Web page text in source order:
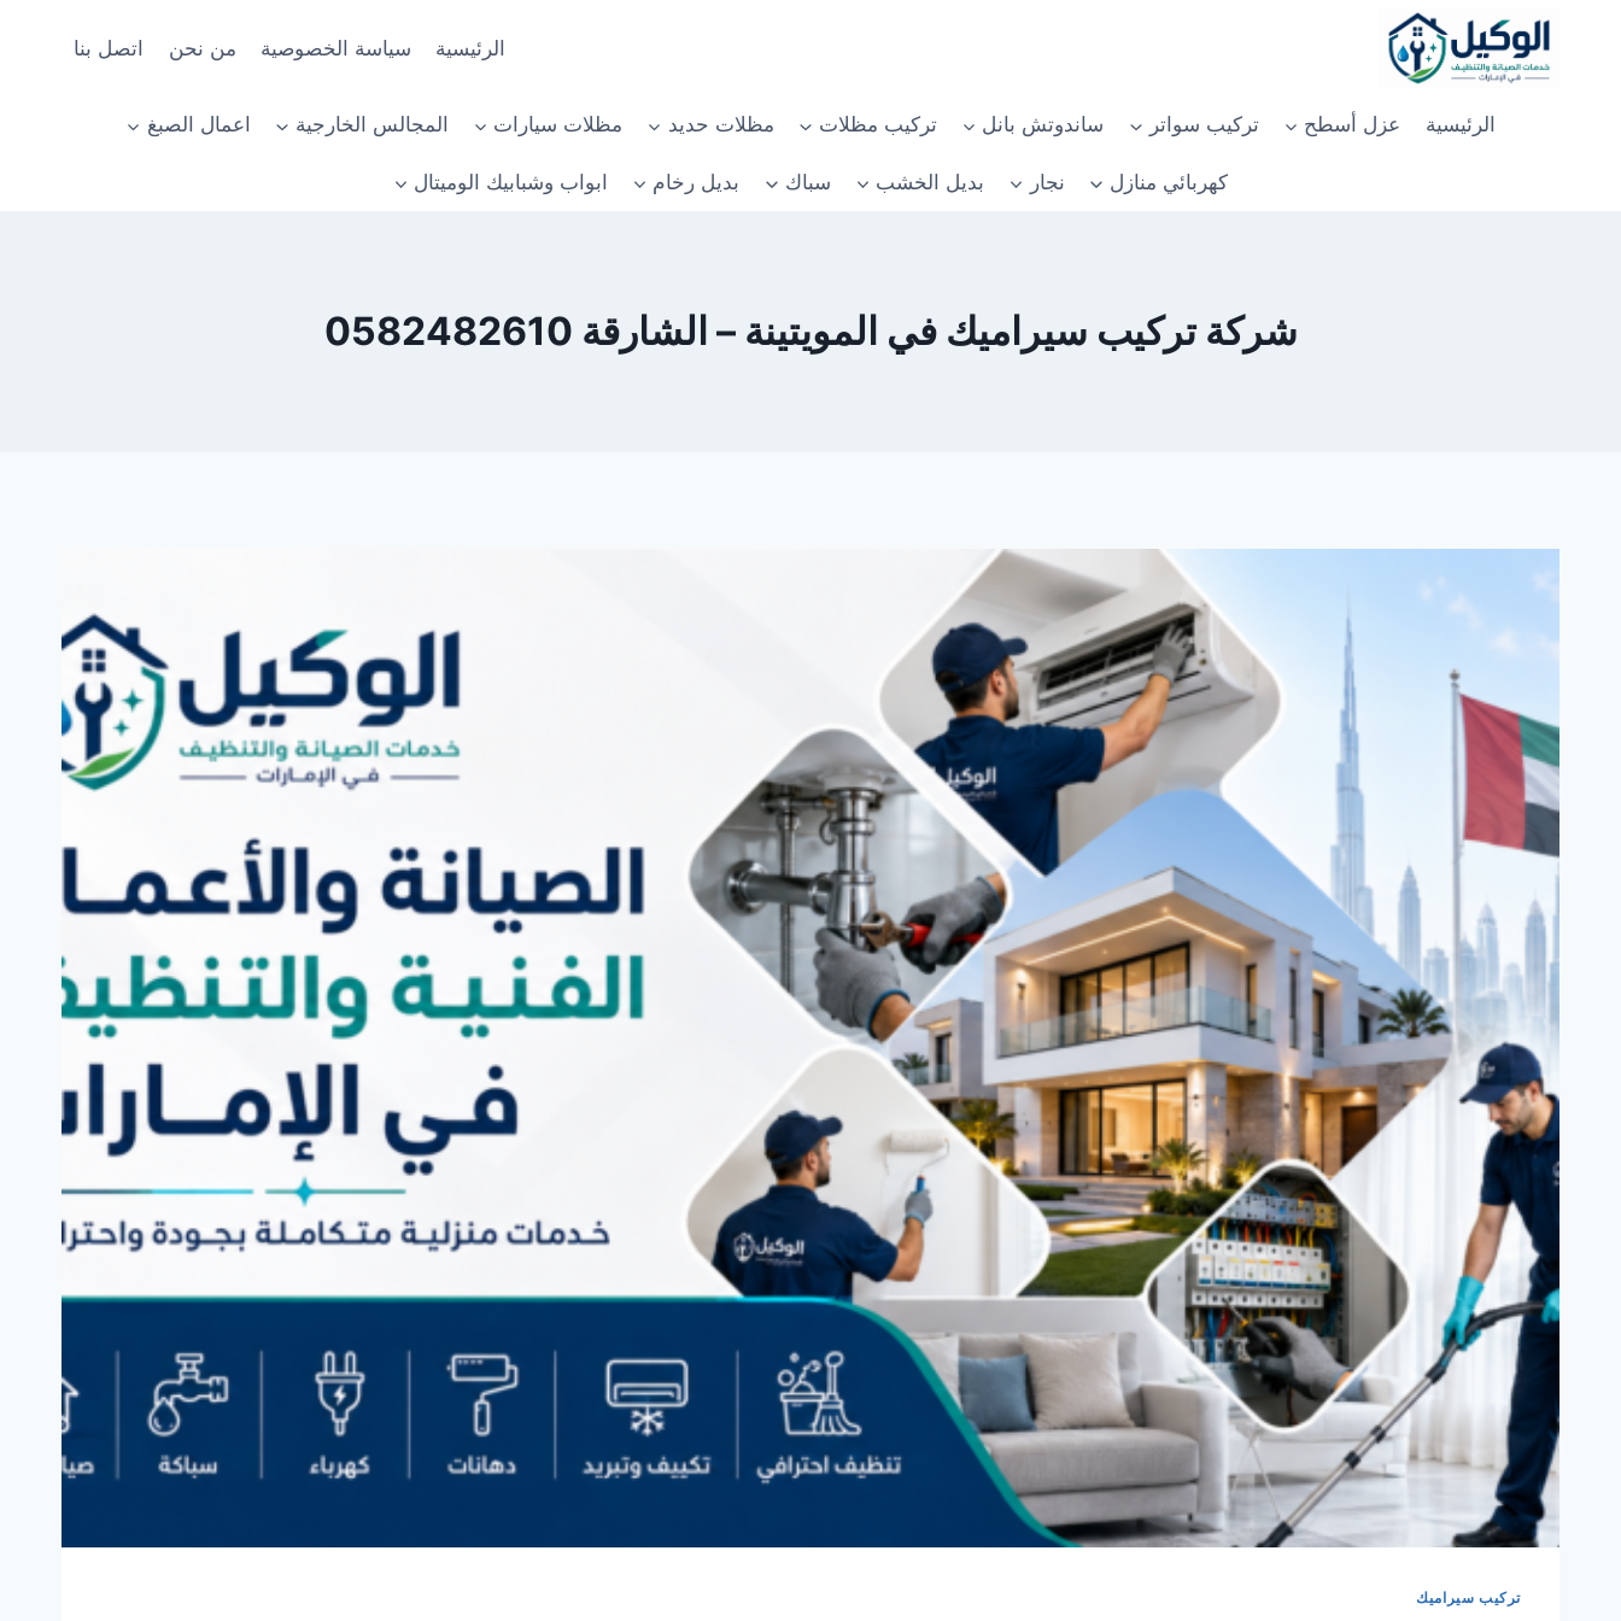
الرئيسية سياسة الخصوصية من نحن اتصل بنا
الرئيسية عزل أسطح تركيب سواتر ساندوتش بانل تركيب مظلات مظلات حديد مظلات سيارات المجالس الخارجية اعمال الصبغ
كهربائي منازل نجار بديل الخشب سباك بديل رخام ابواب وشبابيك الوميتال
شركة تركيب سيراميك في المويتينة – الشارقة 0582482610
تركيب سيراميك